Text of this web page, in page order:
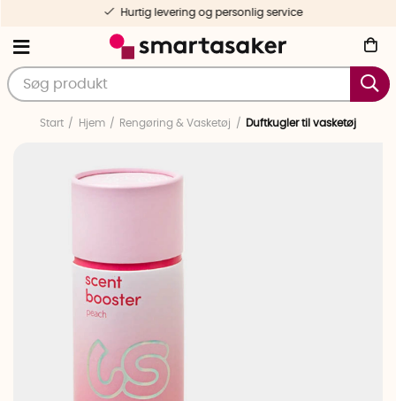
Hurtig levering og personlig service
Start Hjem Rengøring & Vasketøj Duftkugler til vasketøj